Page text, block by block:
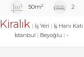
50m² 2
Kiralık İş Yeri
İş Hanı Katı
İstanbul
Beyoğlu -